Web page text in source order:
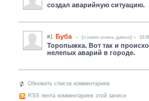
создал аварийную ситуацию.
#1 Буба (c нами очень давно)
Торопыжка. Вот так и
нелепых аварий в городе.
Обновить список комментариев
RSS лента комментариев этой записи